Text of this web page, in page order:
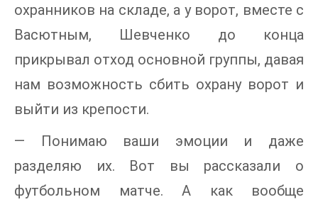
охранников на складе, а у ворот, вместе с
Васютным, Шевченко до конца
прикрывал отход основной группы, давая
нам возможность сбить охрану ворот и
выйти из крепости.
— Понимаю ваши эмоции и даже
разделяю их. Вот вы рассказали о
футбольном матче. А как вообще